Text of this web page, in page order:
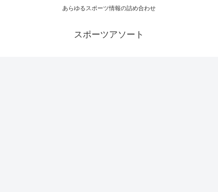
あらゆるスポーツ情報の詰め合わせ
スポーツアソート